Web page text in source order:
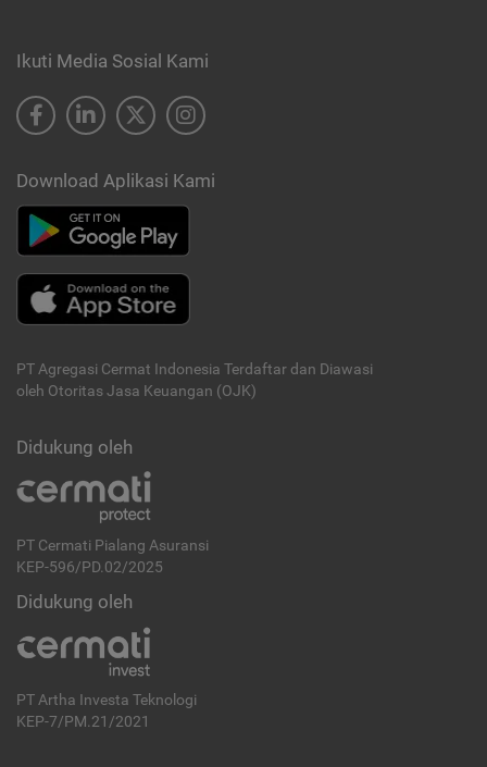
Ikuti Media Sosial Kami
Download Aplikasi Kami
PT Agregasi Cermat Indonesia Terdaftar dan Diawasi
oleh Otoritas Jasa Keuangan (OJK)
Didukung oleh
PT Cermati Pialang Asuransi
KEP-596/PD.02/2025
Didukung oleh
PT Artha Investa Teknologi
KEP-7/PM.21/2021